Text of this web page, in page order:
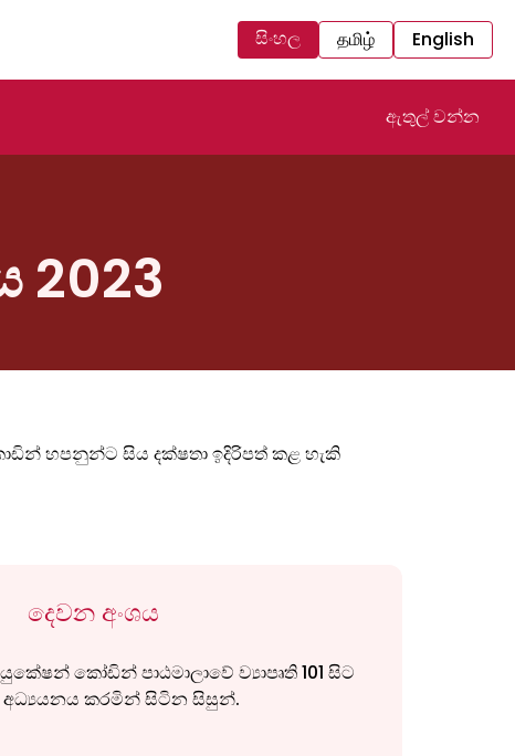
සිංහල தமிழ் English
ඇතුල් වන්න
2023
හපනුන්ට සිය දක්ෂතා ඉදිරිපත් කළ හැකි
දෙවන අංශය
කෝඩින් පාඨමාලාවේ ව්‍යාපෘති 101 සිට
කරමින් සිටින සිසුන්.